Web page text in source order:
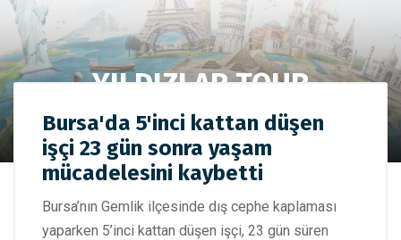
YILDIZLAR TOUR
Anasayfa
YILDIZLAR TOUR
Bursa'da 5'inci kattan düşen işçi 23 gün sonra yaşam
mücadelesini kaybetti
Bursa'da 5'inci kattan düşen
işçi 23 gün sonra yaşam
mücadelesini kaybetti
Bursa’nın Gemlik ilçesinde dış cephe kaplaması
yaparken 5’inci kattan düşen işçi, 23 gün süren